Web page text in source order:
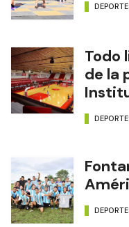
Todo
de la